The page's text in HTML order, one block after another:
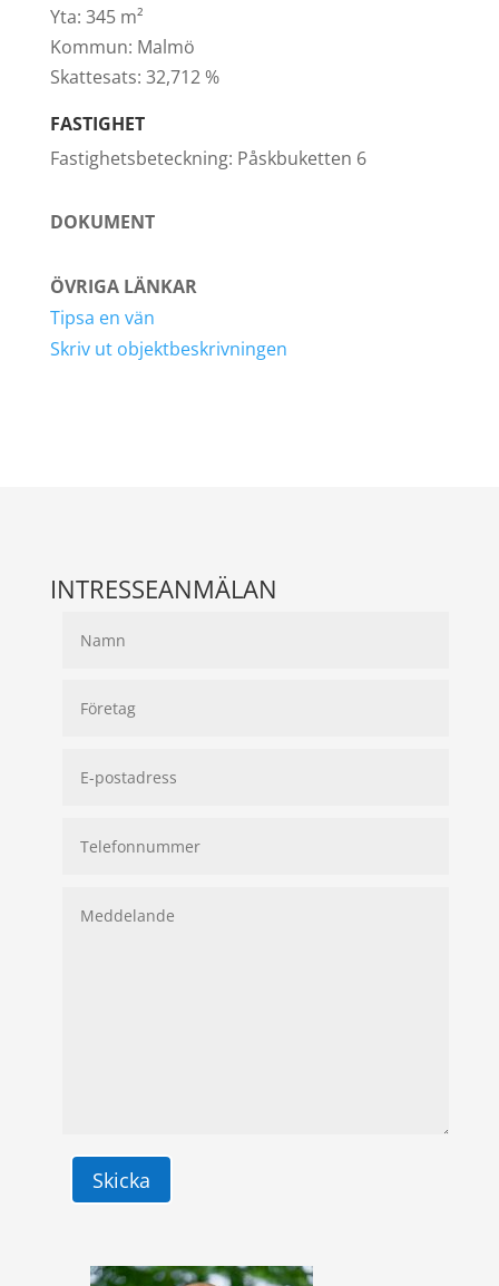
Yta: 345 m²
Kommun: Malmö
Skattesats: 32,712 %
FASTIGHET
Fastighetsbeteckning: Påskbuketten 6
DOKUMENT
ÖVRIGA LÄNKAR
Tipsa en vän
Skriv ut objektbeskrivningen
INTRESSEANMÄLAN